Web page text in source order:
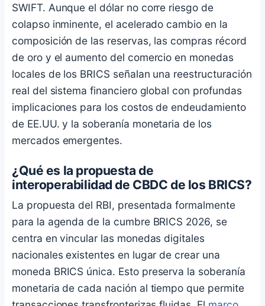
SWIFT. Aunque el dólar no corre riesgo de
colapso inminente, el acelerado cambio en la
composición de las reservas, las compras récord
de oro y el aumento del comercio en monedas
locales de los BRICS señalan una reestructuración
real del sistema financiero global con profundas
implicaciones para los costos de endeudamiento
de EE.UU. y la soberanía monetaria de los
mercados emergentes.
¿Qué es la propuesta de
interoperabilidad de CBDC de los BRICS?
La propuesta del RBI, presentada formalmente
para la agenda de la cumbre BRICS 2026, se
centra en vincular las monedas digitales
nacionales existentes en lugar de crear una
moneda BRICS única. Esto preserva la soberanía
monetaria de cada nación al tiempo que permite